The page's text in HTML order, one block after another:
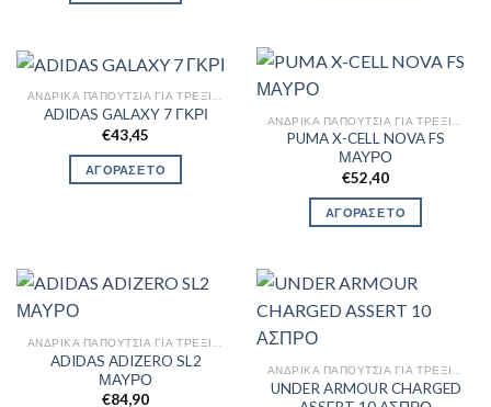
ADIDAS GALAXY 7 ΓΚΡΙ
€43,45
ΑΓΟΡΑΣΕ ΤΟ
PUMA X-CELL NOVA FS
ΜΑΥΡΟ
€52,40
ΑΓΟΡΑΣΕ ΤΟ
ADIDAS ADIZERO SL2
ΜΑΥΡΟ
€84,90
UNDER ARMOUR CHARGED